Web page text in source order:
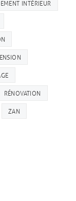
INTÉRIEUR
RÉNOVATION
ZAN